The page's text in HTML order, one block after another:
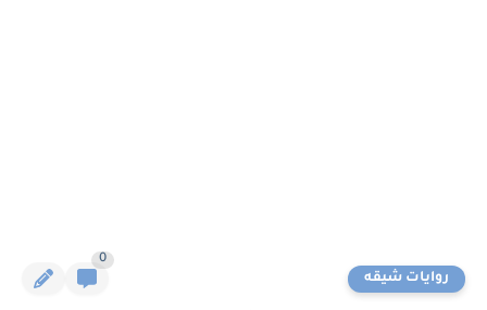
روايات شيقه
0